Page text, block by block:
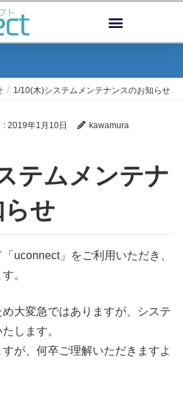
1/10(木)システムメンテナンスのお知らせ
: 2019年1月10日
kawamura
せ
uconnect」をご利用いただき、
。
大変急ではありますが、システ
します。
が、何卒ご理解いただきますよ